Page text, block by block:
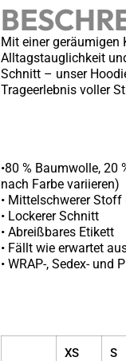
Mit einer geräumigen
Alltagstauglichkeit
Schnitt – unser
Trageerlebnis voller
•80 % Baumwolle, 20
nach Farbe variieren)
• Mittelschwerer
• Lockerer Schnitt
• Abreißbares Etikett
• Fällt wie erwartet
• WRAP-, Sedex- und
XS S